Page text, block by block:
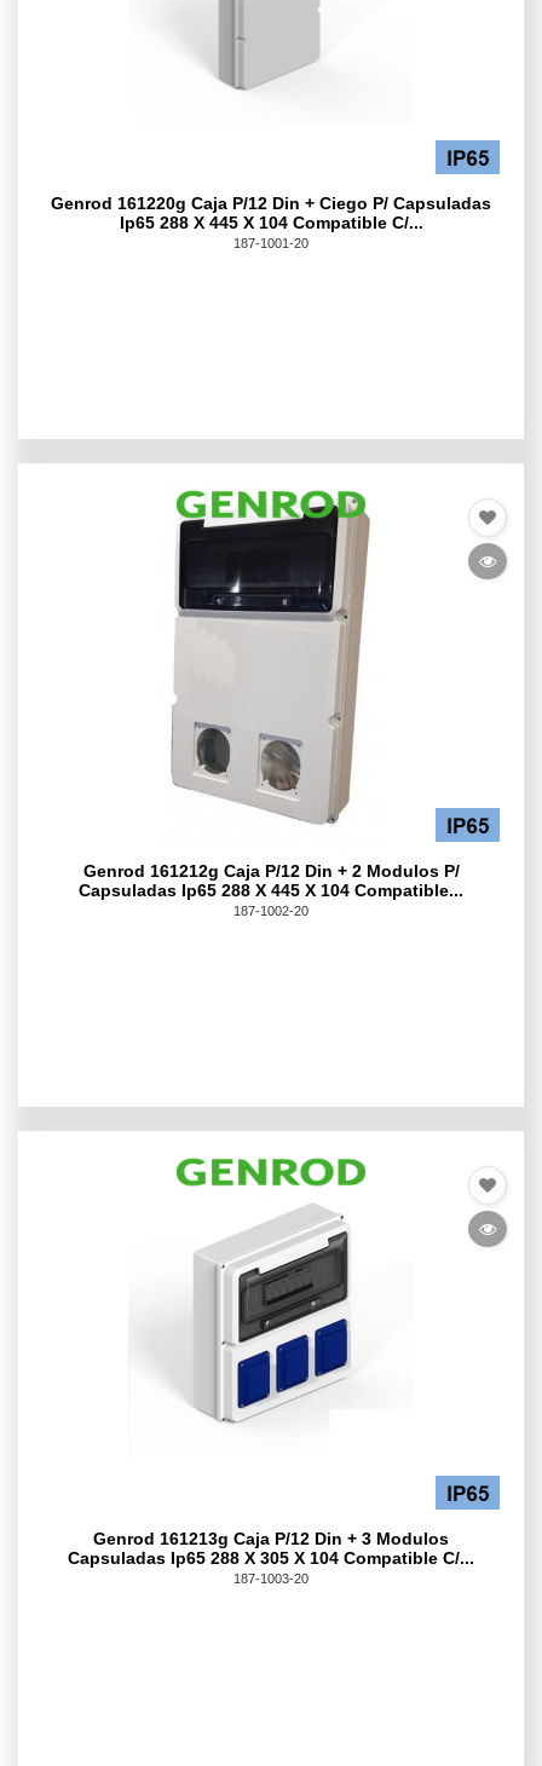
Genrod 161220g Caja P/12 Din + Ciego P/ Capsuladas
Ip65 288 X 445 X 104 Compatible C/...
187-1001-20
Genrod 161212g Caja P/12 Din + 2 Modulos P/
Capsuladas Ip65 288 X 445 X 104 Compatible...
187-1002-20
Genrod 161213g Caja P/12 Din + 3 Modulos
Capsuladas Ip65 288 X 305 X 104 Compatible C/...
187-1003-20